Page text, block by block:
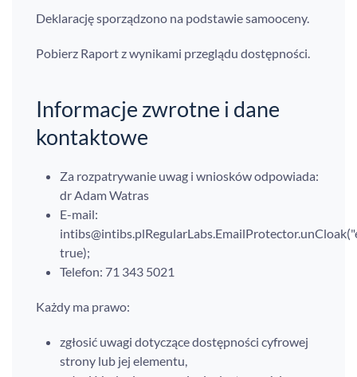
Deklarację sporządzono na podstawie samooceny.
Pobierz Raport z wynikami przeglądu dostępności.
Informacje zwrotne i dane
kontaktowe
Za rozpatrywanie uwag i wniosków odpowiada:
dr Adam Watras
E-mail:
true);
Telefon: 71 343 5021
Każdy ma prawo:
zgłosić uwagi dotyczące dostępności cyfrowej
strony lub jej elementu,